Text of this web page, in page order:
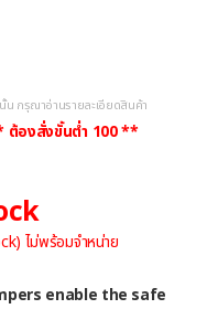
น กรุณาอ่านรายละเอียดสินค้า
ต้องสั่งขั้นต่ำ 100 **
ไม่พร้อมจำหน่าย
enable the safe